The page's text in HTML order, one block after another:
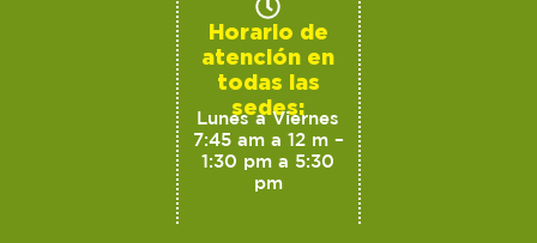
Horario de
atención en
todas las
sedes:
Lunes a Viernes
7:45 am a 12 m –
1:30 pm a 5:30
pm